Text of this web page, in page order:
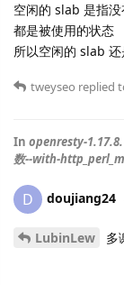
空闲的 slab 是指
都是被使用的状态
所以空闲的 slab
tweyseo replied
In openresty-
数--with-
D doujiang24
LubinLew 多